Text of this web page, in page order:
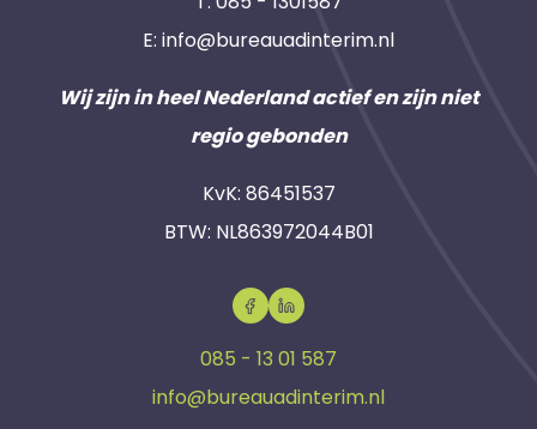
E: info@bureauadinterim.nl
Wij zijn in heel Nederland actief en zijn niet
regio gebonden
KvK: 86451537
BTW: NL863972044B01
085 - 13 01 587
info@bureauadinterim.nl